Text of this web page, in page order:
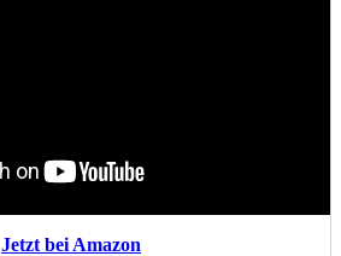
Jetzt bei Amazon